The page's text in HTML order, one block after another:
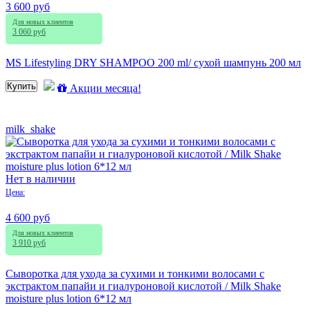
3 600 руб
Для новых клиентов
3 060 руб
MS Lifestyling DRY SHAMPOO 200 ml/ сухой шампунь 200 мл
Купить Акции месяца!
milk_shake
Нет в наличии
Цена:
4 600 руб
Для новых клиентов
3 910 руб
Сыворотка для ухода за сухими и тонкими волосами с
экстрактом папайи и гиалуроновой кислотой / Milk Shake
moisture plus lotion 6*12 мл